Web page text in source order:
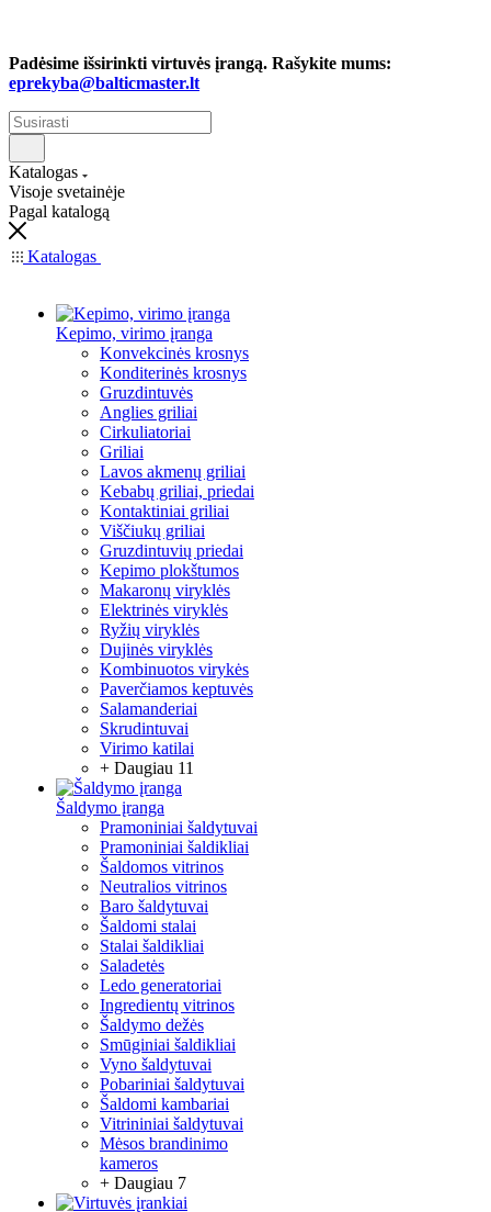
Padėsime išsirinkti virtuvės įrangą. Rašykite mums:
eprekyba@balticmaster.lt
Katalogas
Visoje svetainėje
Pagal katalogą
Katalogas
Kepimo, virimo įranga
Konvekcinės krosnys
Konditerinės krosnys
Gruzdintuvės
Anglies griliai
Cirkuliatoriai
Griliai
Lavos akmenų griliai
Kebabų griliai, priedai
Kontaktiniai griliai
Viščiukų griliai
Gruzdintuvių priedai
Kepimo plokštumos
Makaronų viryklės
Elektrinės viryklės
Ryžių viryklės
Dujinės viryklės
Kombinuotos virykės
Paverčiamos keptuvės
Salamanderiai
Skrudintuvai
Virimo katilai
+ Daugiau 11
Šaldymo įranga
Pramoniniai šaldytuvai
Pramoniniai šaldikliai
Šaldomos vitrinos
Neutralios vitrinos
Baro šaldytuvai
Šaldomi stalai
Stalai šaldikliai
Saladetės
Ledo generatoriai
Ingredientų vitrinos
Šaldymo dežės
Smūginiai šaldikliai
Vyno šaldytuvai
Pobariniai šaldytuvai
Šaldomi kambariai
Vitrininiai šaldytuvai
Mėsos brandinimo
kameros
+ Daugiau 7